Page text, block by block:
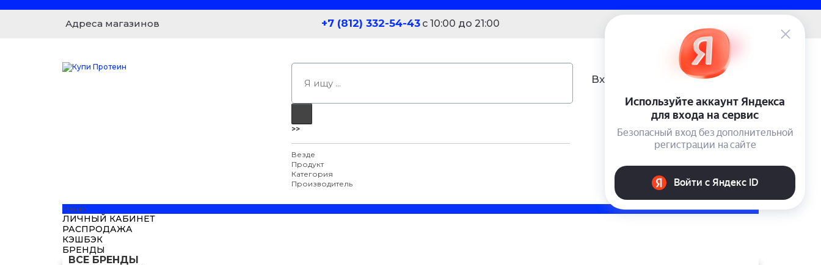
Адреса магазинов +7 (812) 332-54-43 с 10:00 до 21:00
>>
Везде
Продукт
Категория
Производитель
Вход Учетная запись
Меню
ЛИЧНЫЙ КАБИНЕТ
РАСПРОДАЖА
КЭШБЭК
БРЕНДЫ
ВСЕ БРЕНДЫ